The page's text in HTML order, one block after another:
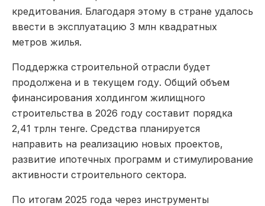
кредитования. Благодаря этому в стране удалось
ввести в эксплуатацию 3 млн квадратных
метров жилья.
Поддержка строительной отрасли будет
продолжена и в текущем году. Общий объем
финансирования холдингом жилищного
строительства в 2026 году составит порядка
2,41 трлн тенге. Средства планируется
направить на реализацию новых проектов,
развитие ипотечных программ и стимулирование
активности строительного сектора.
По итогам 2025 года через инструменты